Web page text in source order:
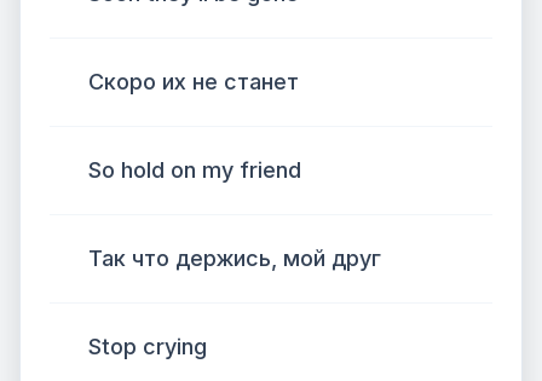
Скоро их не станет
So hold on my friend
Так что держись, мой друг
Stop crying